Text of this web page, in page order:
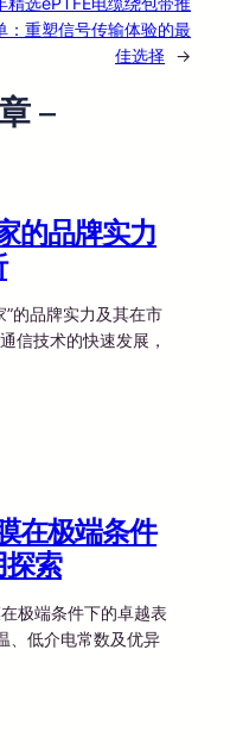
：重塑信号传输体验的最
佳选择 →
–
的品牌实力
”的品牌实力及其在市
信技术的快速发展，
在极端条件
探索
极端条件下的卓越表
、低介电常数及优异